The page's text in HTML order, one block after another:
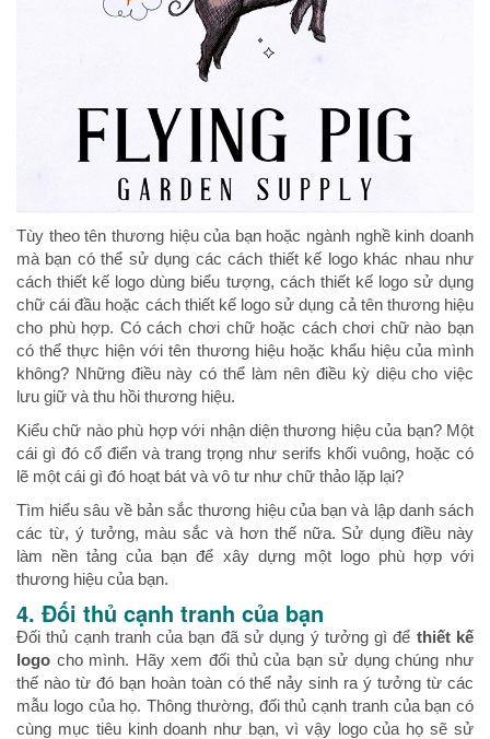
Tùy theo tên thương hiệu của bạn hoặc ngành nghề kinh doanh
mà bạn có thể sử dụng các cách thiết kế logo khác nhau như
cách thiết kế logo dùng biểu tượng, cách thiết kế logo sử dụng
chữ cái đầu hoặc cách thiết kế logo sử dụng cả tên thương hiệu
cho phù hợp. Có cách chơi chữ hoặc cách chơi chữ nào bạn
có thể thực hiện với tên thương hiệu hoặc khẩu hiệu của mình
không? Những điều này có thể làm nên điều kỳ diệu cho việc
lưu giữ và thu hồi thương hiệu.
Kiểu chữ nào phù hợp với nhận diện thương hiệu của bạn? Một
cái gì đó cổ điển và trang trọng như serifs khối vuông, hoặc có
lẽ một cái gì đó hoạt bát và vô tư như chữ thảo lặp lại?
Tìm hiểu sâu về bản sắc thương hiệu của bạn và lập danh sách
các từ, ý tưởng, màu sắc và hơn thế nữa. Sử dụng điều này
làm nền tảng của bạn để xây dựng một logo phù hợp với
thương hiệu của bạn.
4. Đối thủ cạnh tranh của bạn
Đối thủ cạnh tranh của bạn đã sử dụng ý tưởng gì để thiết kế
logo cho mình. Hãy xem đối thủ của bạn sử dụng chúng như
thế nào từ đó bạn hoàn toàn có thể nảy sinh ra ý tưởng từ các
mẫu logo của họ. Thông thường, đối thủ cạnh tranh của bạn có
cùng mục tiêu kinh doanh như bạn, vì vậy logo của họ sẽ sử